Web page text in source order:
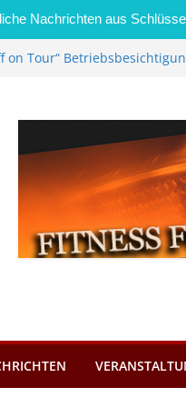
Nachrichten aus
on Tour“
bietet Online-
an
im Wert von 600 Euro